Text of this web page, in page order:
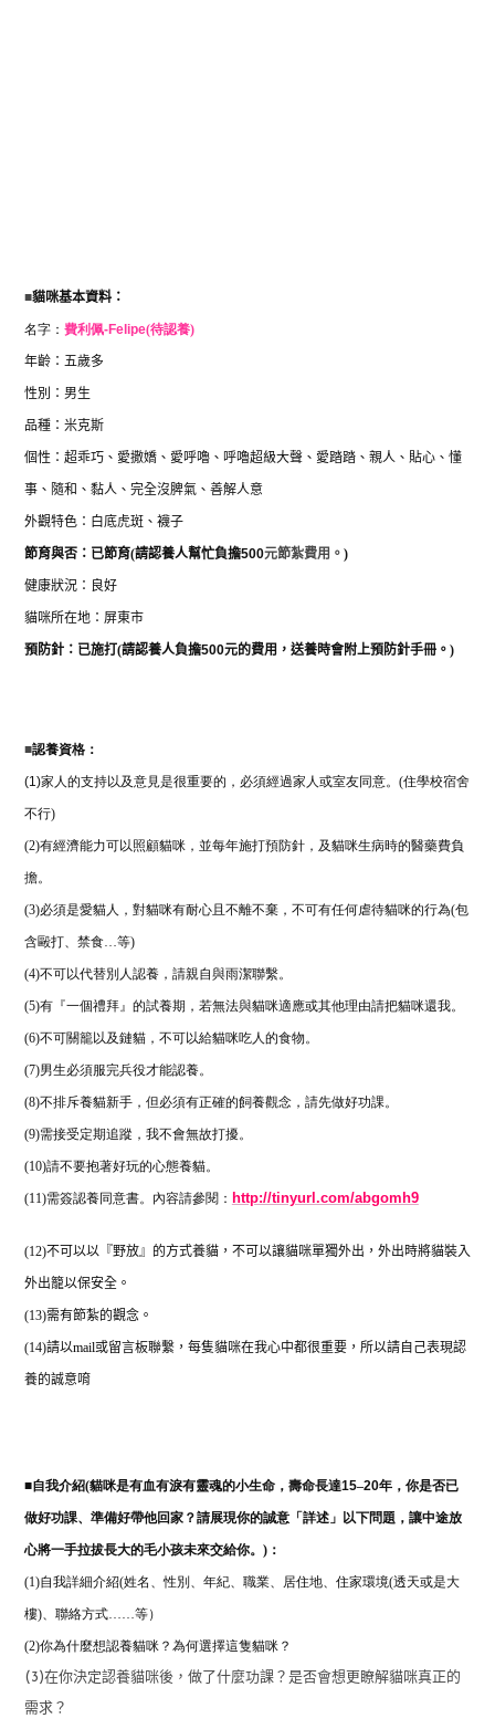
■貓咪基本資料：
名字： 費利佩-Felipe(待認養)
年齡：五歲多
性別：男生
品種：米克斯
個性： 超乖巧、愛撒嬌、愛呼嚕、呼嚕超級大聲、愛踏踏、親人、貼心、懂
事、隨和、黏人、完全沒脾氣、善解人意
外觀特色：白底虎斑、襪子
節育與否： 已節育(請認養人幫忙負擔500元節紮費用。 )
健康狀況：良好
貓咪所在地：屏東市
預防針：已施打 (請認養人負擔500元的費用，送養時會附上預防針手冊。 )
■認養資格：
(1)家人的支持以及意見是很重要的，必須經過家人或室友同意。 (住學校宿舍
不行)
(2)有經濟能力可以照顧貓咪，並每年施打預防針，及貓咪生病時的醫藥費負
擔。
(3)必須是愛貓人，對貓咪有耐心且不離不棄，不可有任何虐待貓咪的行為(包
含毆打、禁食…等)
(4)不可以代替別人認養，請親自與雨潔聯繫。
(5)有『一個禮拜』的試養期，若無法與貓咪適應或其他理由請把貓咪還我。
(6)不可關籠以及鏈貓，不可以給貓咪吃人的食物。
(7)男生必須服完兵役才能認養。
(8)不排斥養貓新手，但必須有正確的飼養觀念，請先做好功課。
(9)需接受定期追蹤，我不會無故打擾。
(10)請不要抱著好玩的心態養貓。
(11)需簽認養同意書。內容請參閱： http://tinyurl.com/abgomh9
(12)不可以以『野放』的方式養貓，不可以讓貓咪單獨外出，外出時將貓裝入
外出籠以保安全。
(13)需有節紮的觀念。
(14)請以mail或留言板聯繫，每隻貓咪在我心中都很重要，所以請自己表現認
養的誠意唷
■自我介紹(貓咪是有血有淚有靈魂的小生命，壽命長達15–20年，你是否已
做好功課、準備好帶他回家？請展現你的誠意「詳述」以下問題，讓中途放
心將一手拉拔長大的毛小孩未來交給你。)：
(1)自我詳細介紹(姓名、性別、年紀、職業、居住地、住家環境(透天或是大
樓)、聯絡方式……等）
(2)你為什麼想認養貓咪？為何選擇這隻貓咪？
(3)在你決定認養貓咪後，做了什麼功課？是否會想更瞭解貓咪真正的
需求？